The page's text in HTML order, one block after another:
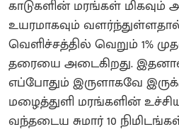
காடுகளின் மரங்கள் மிகவும்
உயரமாகவும் வளர்ந்துள்ளதால்
வெளிச்சத்தில் வெறும் 1%
தரையை அடைகிறது. இதனால்
எப்போதும் இருளாகவே
மழைத்துளி மரங்களின்
வந்தடைய சுமார் 10